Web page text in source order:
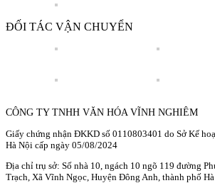
ĐỐI TÁC VẬN CHUYỂN
CÔNG TY TNHH VĂN HÓA VĨNH NGHIÊM
Giấy chứng nhận ĐKKD số 0110803401 do Sở Kế
Hà Nội cấp ngày 05/08/2024
Địa chỉ trụ sở: Số nhà 10, ngách 10 ngõ 119 đường
Trạch, Xã Vĩnh Ngọc, Huyện Đông Anh, thành phố